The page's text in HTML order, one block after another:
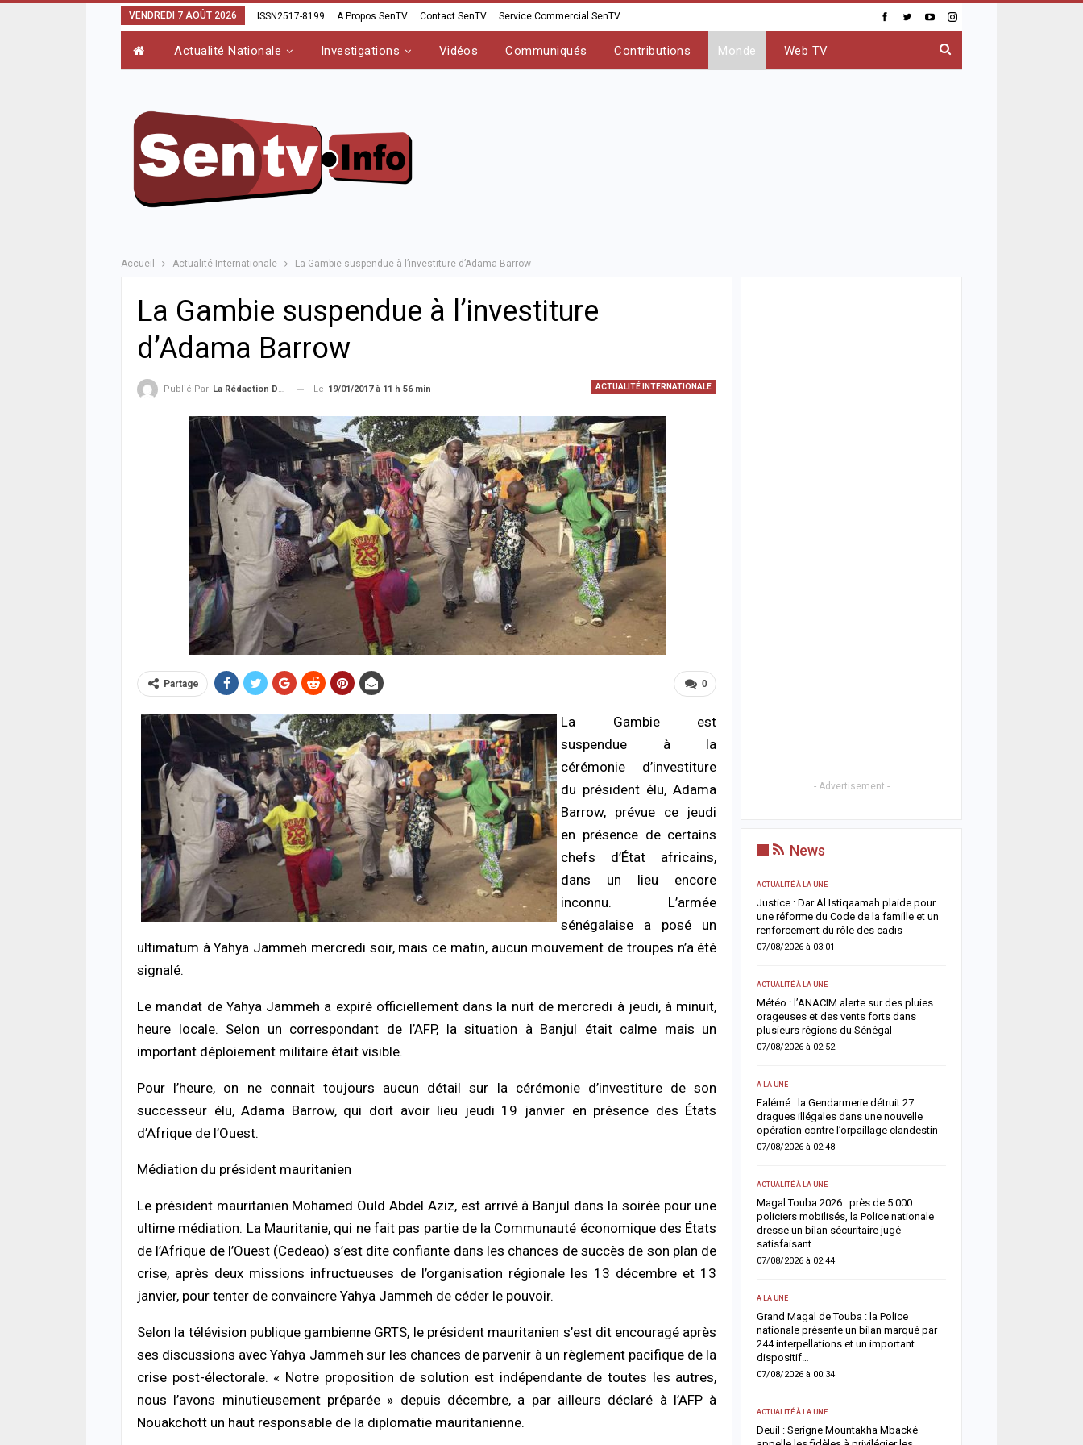
VENDREDI 7 AOÛT 2026 ISSN2517-8199 A Propos SenTV Contact SenTV Service Commercial SenTV
Actualité Nationale Investigations Vidéos Communiqués Contributions Monde Web TV
Accueil Actualité Internationale La Gambie suspendue à l’investiture d’Adama Barrow
La Gambie suspendue à l’investiture
d’Adama Barrow
ACTUALITÉ INTERNATIONALE
Publié Par La Rédaction De La SenTV.info Le 19/01/2017 à 11 h 56 min
0
Partage
La Gambie est
suspendue à la
cérémonie d’investiture
du président élu, Adama
Barrow, prévue ce jeudi
en présence de certains
chefs d’État africains,
dans un lieu encore
inconnu. L’armée
sénégalaise a posé un
ultimatum à Yahya Jammeh mercredi soir, mais ce matin, aucun mouvement de troupes n’a été
signalé.
Le mandat de Yahya Jammeh a expiré officiellement dans la nuit de mercredi à jeudi, à minuit,
heure locale. Selon un correspondant de l’AFP, la situation à Banjul était calme mais un
important déploiement militaire était visible.
Pour l’heure, on ne connait toujours aucun détail sur la cérémonie d’investiture de son
successeur élu, Adama Barrow, qui doit avoir lieu jeudi 19 janvier en présence des États
d’Afrique de l’Ouest.
Médiation du président mauritanien
Le président mauritanien Mohamed Ould Abdel Aziz, est arrivé à Banjul dans la soirée pour une
ultime médiation. La Mauritanie, qui ne fait pas partie de la Communauté économique des États
de l’Afrique de l’Ouest (Cedeao) s’est dite confiante dans les chances de succès de son plan de
crise, après deux missions infructueuses de l’organisation régionale les 13 décembre et 13
janvier, pour tenter de convaincre Yahya Jammeh de céder le pouvoir.
Selon la télévision publique gambienne GRTS, le président mauritanien s’est dit encouragé après
ses discussions avec Yahya Jammeh sur les chances de parvenir à un règlement pacifique de la
crise post-électorale. « Notre proposition de solution est indépendante de toutes les autres,
nous l’avons minutieusement préparée » depuis décembre, a par ailleurs déclaré à l’AFP à
Nouakchott un haut responsable de la diplomatie mauritanienne.
- Advertisement -
News
ACTUALITÉ À LA UNE
HLM Biscuiterie : un homme arrêté après
l’abattage clandestin d’un mouton, la
06/08/2026 à 17:57
Urgence sanitaire : les stocks de sang
s’effondrent, le CNTS lance un SOS aux
donneurs
06/08/2026 à 07:15
ACTUALITÉ À LA UNE
Décès de Sokhna Mame Amy Mbacké :
la famille du khalife général des
Jaxaay : un homme déféré après une
point multiservice
06/08/2026 à 07:02
Territoriales 2027 : le FDR alerte sur un
politique en urgence
ECONOMIE
La Banque mondiale réaffirme sa
confiance au Sénégal avec un important
soutien budgétaire et financier
A LA UNE
Affaire Pape Cheikh Diallo : le juge clôt
l’instruction, prononce plusieurs non-
lieux et renvoie des prévenus…
07/08/2026 à 18:14
Cité Aliou Sow : la police démantèle un
présumé réseau de prostitution dans un
appartement
ACTUALITÉ À LA UNE
Politique : Aminata Touré revendique une
majorité de maires autour du président
Déclaration de patrimoine : après
l’échéance du 31 juillet, Me Moussa Sarr
exige la mise en conformité des
retardataires
ACTUALITÉ À LA UNE
Tawhid pour consolider la fraternité
SOCIÉTÉ
Sécurité à Tilène : 25 personnes
ACTUALITÉ À LA UNE
Justice : Dar Al Istiqaamah plaide pour
une réforme du Code de la famille et un
renforcement du rôle des cadis
07/08/2026 à 03:01
ACTUALITÉ À LA UNE
Météo : l’ANACIM alerte sur des pluies
orageuses et des vents forts dans
plusieurs régions du Sénégal
07/08/2026 à 02:52
A LA UNE
Falémé : la Gendarmerie détruit 27
dragues illégales dans une nouvelle
opération contre l’orpaillage clandestin
07/08/2026 à 02:48
ACTUALITÉ À LA UNE
Magal Touba 2026 : près de 5 000
policiers mobilisés, la Police nationale
dresse un bilan sécuritaire jugé
satisfaisant
07/08/2026 à 02:44
A LA UNE
Grand Magal de Touba : la Police
nationale présente un bilan marqué par
244 interpellations et un important
dispositif…
07/08/2026 à 00:34
ACTUALITÉ À LA UNE
Deuil : Serigne Mountakha Mbacké